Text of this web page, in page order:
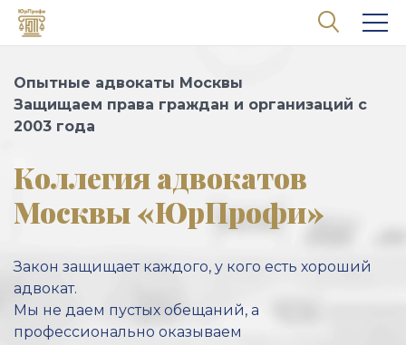
Опытные адвокаты Москвы
Защищаем права граждан и организаций с
2003 года
Коллегия адвокатов
Москвы «ЮрПрофи»
Закон защищает каждого, у кого есть хороший
адвокат.
Мы не даем пустых обещаний, а
профессионально оказываем